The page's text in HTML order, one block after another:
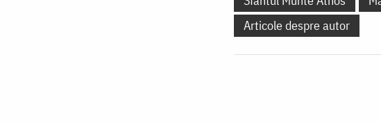
Articole despre autor